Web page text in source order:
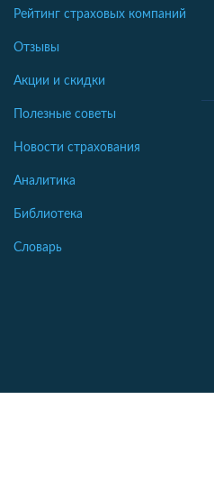
Рейтинг страховых компаний
Отзывы
Акции и скидки
Полезные советы
Новости страхования
Аналитика
Библиотека
Словарь